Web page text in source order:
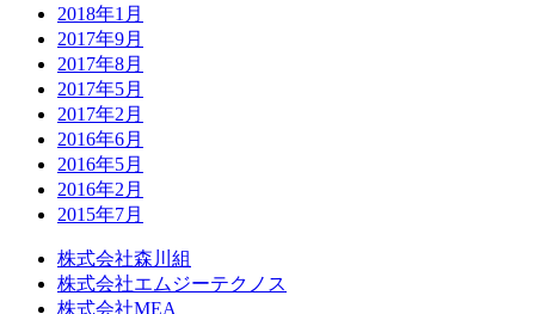
2018年1月
2017年9月
2017年8月
2017年5月
2017年2月
2016年6月
2016年5月
2016年2月
2015年7月
株式会社森川組
株式会社エムジーテクノス
株式会社MEA